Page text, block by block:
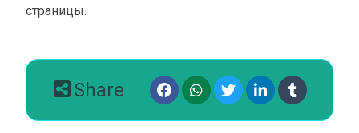
страницы.
Share